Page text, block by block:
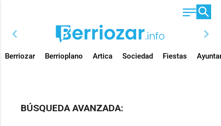
chevron_left chevron_right
Berriozar Berrioplano Artica Sociedad Fiestas
BÚSQUEDA AVANZADA: